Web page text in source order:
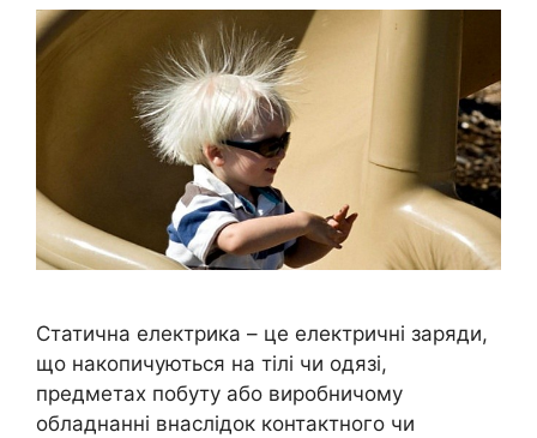
Статична електрика – це електричні заряди,
що накопичуються на тілі чи одязі,
предметах побуту або виробничому
обладнанні внаслідок контактного чи